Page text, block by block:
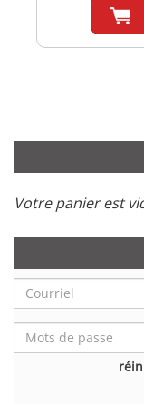
Votre panier est